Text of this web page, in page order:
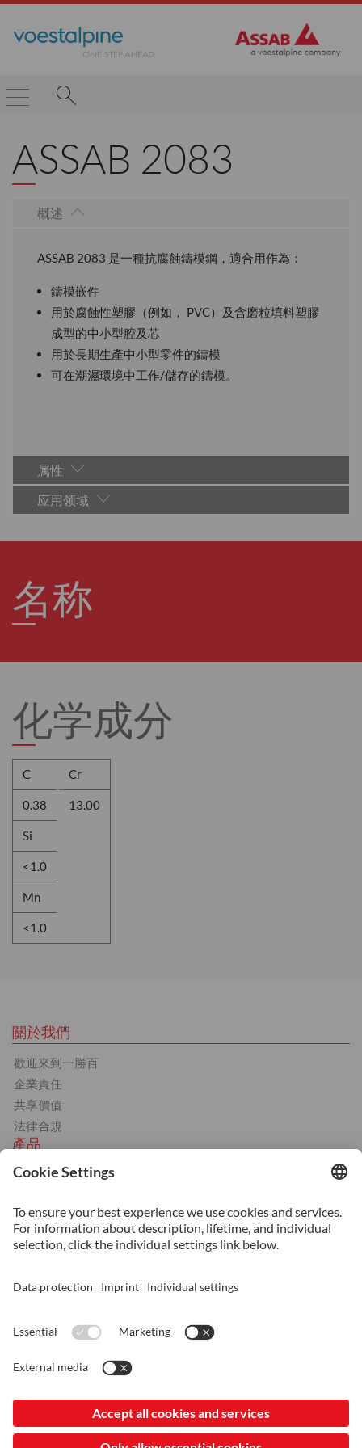
ASSAB 2083
概述
ASSAB 2083 是一種抗腐蝕鑄模鋼，適合用作為：
鑄模嵌件
用於腐蝕性塑膠（例如， PVC）及含磨粒填料塑膠
成型的中小型腔及芯
用於長期生產中小型零件的鑄模
可在潮濕環境中工作/儲存的鑄模。
属性
应用领域
名称
化学成分
C
0.38
Si
<1.0
Mn
<1.0
Cr
13.00
關於我們
歡迎來到一勝百
企業責任
共享價值
法律合規
產品
冷作
熱作
機械用鋼
服務
熱處理
表面處理
© 2026 台灣盛百股份有限公司